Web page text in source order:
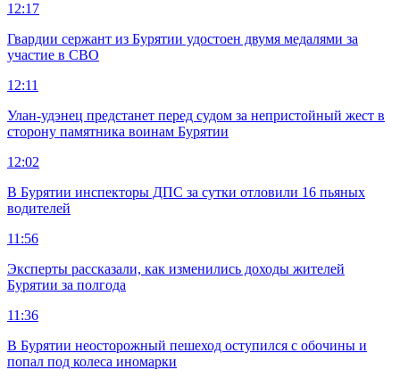
12:17
Гвардии сержант из Бурятии удостоен двумя медалями за
участие в СВО
12:11
Улан-удэнец предстанет перед судом за непристойный жест в
сторону памятника воинам Бурятии
12:02
В Бурятии инспекторы ДПС за сутки отловили 16 пьяных
водителей
11:56
Эксперты рассказали, как изменились доходы жителей
Бурятии за полгода
11:36
В Бурятии неосторожный пешеход оступился с обочины и
попал под колеса иномарки